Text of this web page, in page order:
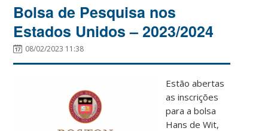
Bolsa de Pesquisa nos
Estados Unidos – 2023/2024
08/02/2023 11:38
Estão abertas
as inscrições
para a bolsa
Hans de Wit,